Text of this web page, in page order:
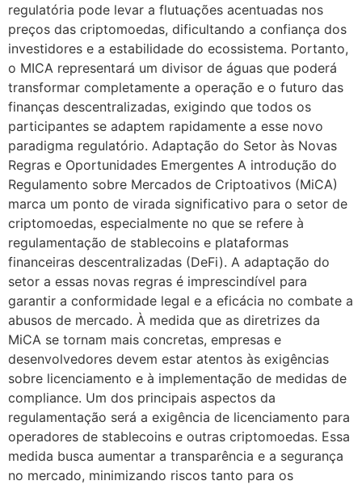
regulatória pode levar a flutuações acentuadas nos
preços das criptomoedas, dificultando a confiança dos
investidores e a estabilidade do ecossistema. Portanto,
o MICA representará um divisor de águas que poderá
transformar completamente a operação e o futuro das
finanças descentralizadas, exigindo que todos os
participantes se adaptem rapidamente a esse novo
paradigma regulatório. Adaptação do Setor às Novas
Regras e Oportunidades Emergentes A introdução do
Regulamento sobre Mercados de Criptoativos (MiCA)
marca um ponto de virada significativo para o setor de
criptomoedas, especialmente no que se refere à
regulamentação de stablecoins e plataformas
financeiras descentralizadas (DeFi). A adaptação do
setor a essas novas regras é imprescindível para
garantir a conformidade legal e a eficácia no combate a
abusos de mercado. À medida que as diretrizes da
MiCA se tornam mais concretas, empresas e
desenvolvedores devem estar atentos às exigências
sobre licenciamento e à implementação de medidas de
compliance. Um dos principais aspectos da
regulamentação será a exigência de licenciamento para
operadores de stablecoins e outras criptomoedas. Essa
medida busca aumentar a transparência e a segurança
no mercado, minimizando riscos tanto para os